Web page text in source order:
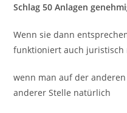
Schlag 50 Anlagen
Wenn sie dann
funktioniert auch juristisch
wenn man auf der
anderer Stelle natürlich